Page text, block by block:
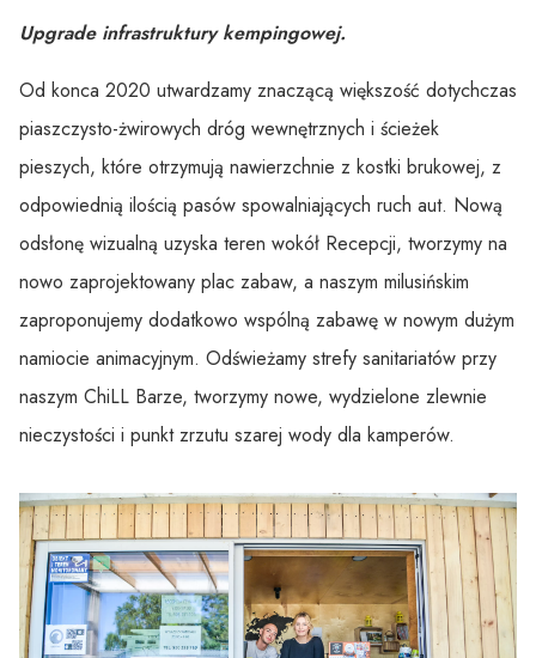
Upgrade infrastruktury kempingowej.
Od konca 2020 utwardzamy znaczącą większość dotychczas
piaszczysto-żwirowych dróg wewnętrznych i ścieżek
pieszych, które otrzymują nawierzchnie z kostki brukowej, z
odpowiednią ilością pasów spowalniających ruch aut. Nową
odsłonę wizualną uzyska teren wokół Recepcji, tworzymy na
nowo zaprojektowany plac zabaw, a naszym milusińskim
zaproponujemy dodatkowo wspólną zabawę w nowym dużym
namiocie animacyjnym. Odświeżamy strefy sanitariatów przy
naszym ChiLL Barze, tworzymy nowe, wydzielone zlewnie
nieczystości i punkt zrzutu szarej wody dla kamperów.